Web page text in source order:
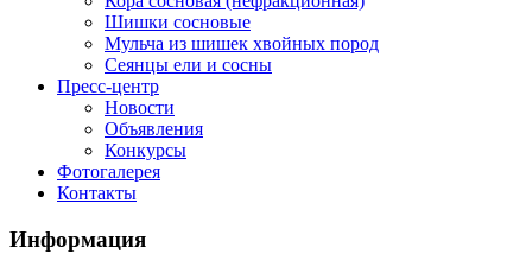
Шишки сосновые
Мульча из шишек хвойных пород
Сеянцы ели и сосны
Пресс-центр
Новости
Объявления
Конкурсы
Фотогалерея
Контакты
Информация